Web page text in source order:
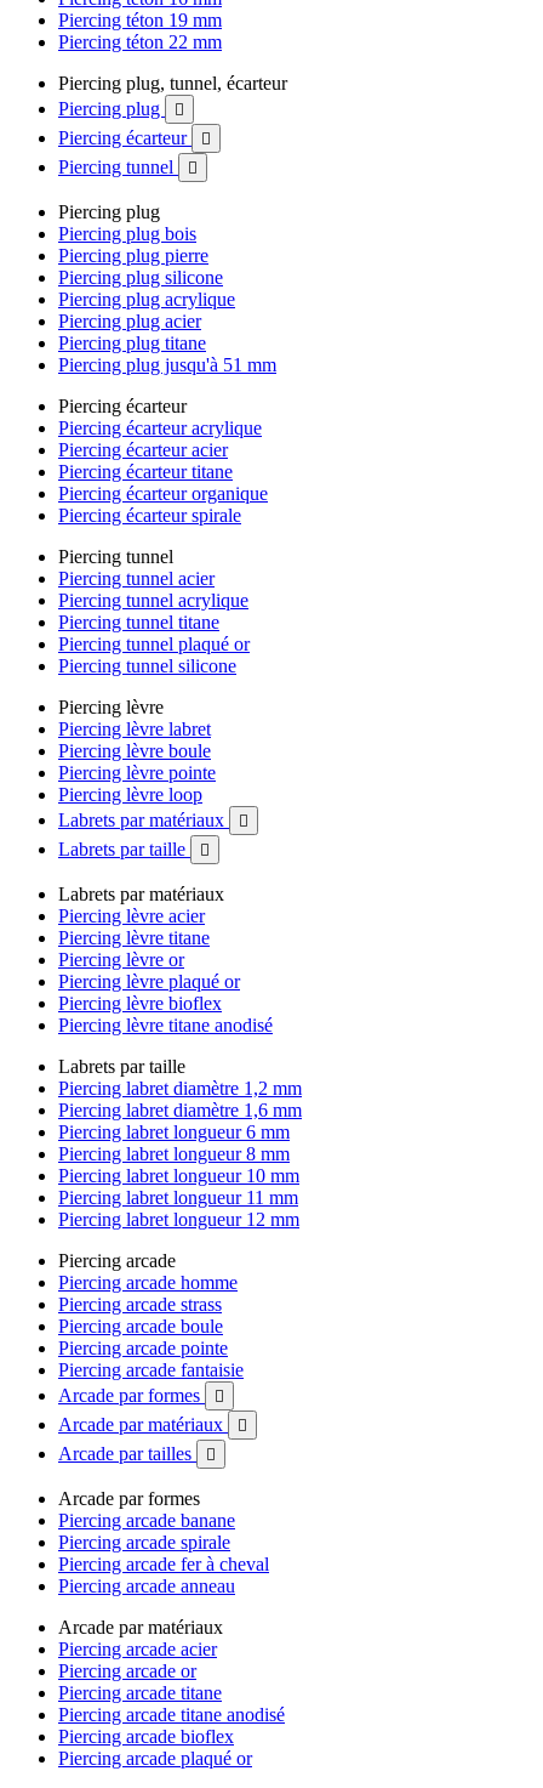
Piercing téton 19 mm
Piercing téton 22 mm
Piercing plug, tunnel, écarteur
Piercing plug

Piercing écarteur 
Piercing tunnel 
Piercing plug
Piercing plug bois
Piercing plug pierre
Piercing plug silicone
Piercing plug acrylique
Piercing plug acier
Piercing plug titane
Piercing plug jusqu'à 51 mm
Piercing écarteur
Piercing écarteur acrylique
Piercing écarteur acier
Piercing écarteur titane
Piercing écarteur organique
Piercing écarteur spirale
Piercing tunnel
Piercing tunnel acier
Piercing tunnel acrylique
Piercing tunnel titane
Piercing tunnel plaqué or
Piercing tunnel silicone
Piercing lèvre
Piercing lèvre labret
Piercing lèvre boule
Piercing lèvre pointe
Piercing lèvre loop
Labrets par matériaux

Labrets par taille 
Labrets par matériaux
Piercing lèvre acier
Piercing lèvre titane
Piercing lèvre or
Piercing lèvre plaqué or
Piercing lèvre bioflex
Piercing lèvre titane anodisé
Labrets par taille
Piercing labret diamètre 1,2 mm
Piercing labret diamètre 1,6 mm
Piercing labret longueur 6 mm
Piercing labret longueur 8 mm
Piercing labret longueur 10 mm
Piercing labret longueur 11 mm
Piercing labret longueur 12 mm
Piercing arcade
Piercing arcade homme
Piercing arcade strass
Piercing arcade boule
Piercing arcade pointe
Piercing arcade fantaisie
Arcade par formes

Arcade par matériaux 
Arcade par tailles 
Arcade par formes
Piercing arcade banane
Piercing arcade spirale
Piercing arcade fer à cheval
Piercing arcade anneau
Arcade par matériaux
Piercing arcade acier
Piercing arcade or
Piercing arcade titane
Piercing arcade titane anodisé
Piercing arcade bioflex
Piercing arcade plaqué or